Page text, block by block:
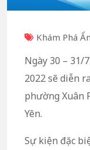
Khám Phá
Ngày 30 – 31/
2022 sẽ diễn
phường Xuân
Yên.
Sự kiện đặc